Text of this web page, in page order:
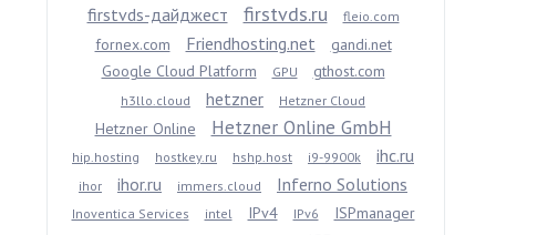
firstvds-дайджест firstvds.ru fleio.com
fornex.com Friendhosting.net
gandi.net
Google Cloud Platform
GPU gthost.com
h3llo.cloud hetzner Hetzner Cloud
Hetzner Online Hetzner Online GmbH
hip.hosting hostkey.ru hshp.host i9-9900k ihc.ru
ihor ihor.ru immers.cloud Inferno Solutions
Inoventica Services intel IPv4 IPv6 ISPmanager